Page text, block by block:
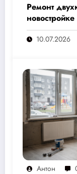
Ремонт
скрытые
назовут
10.07.2026
Антон